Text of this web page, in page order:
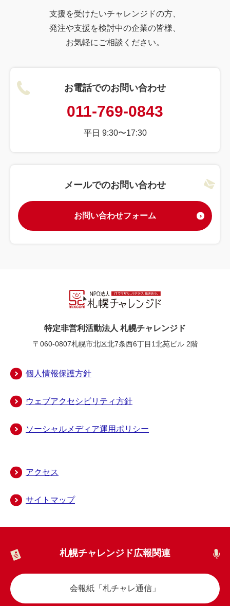
支援を受けたいチャレンジドの方、
発注や支援を検討中の企業の皆様、
お気軽にご相談ください。
お電話でのお問い合わせ
011-769-0843
平日 9:30〜17:30
メールでのお問い合わせ
お問い合わせフォーム
特定非営利活動法人 札幌チャレンジド
〒060-0807札幌市北区北7条西6丁目1北苑ビル 2階
個人情報保護方針
ウェブアクセシビリティ方針
ソーシャルメディア運用ポリシー
アクセス
サイトマップ
札幌チャレンジド広報関連
会報紙「札チャレ通信」